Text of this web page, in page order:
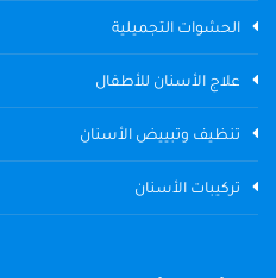
الحشوات التجميلية
علاج الأسنان للأطفال
تنظيف وتبييض الأسنان
تركيبات الأسنان